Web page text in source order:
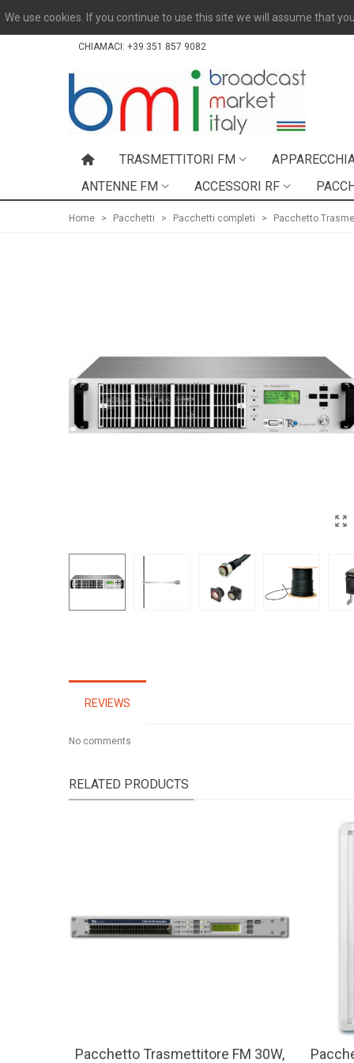
We use cookies. If you continue to use this site we will assume that
CHIAMACI: +39 351 857 9082
TRASMETTITORI FM
ANTENNE FM
ACCESSORI RF
Home > Pacchetti > Pacchetti completi > Pacchetto
REVIEWS
No comments
RELATED PRODUCTS
View More
Pacchetto Trasmettitore FM 30W,